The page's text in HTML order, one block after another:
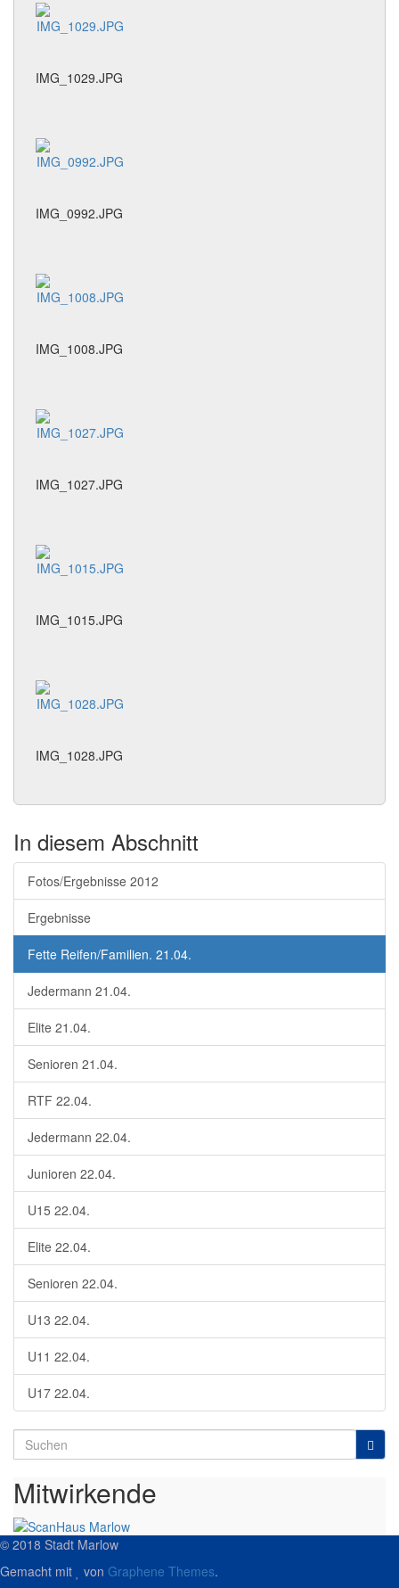
IMG_1029.JPG
IMG_0992.JPG
IMG_1008.JPG
IMG_1027.JPG
IMG_1015.JPG
IMG_1028.JPG
In diesem Abschnitt
Fotos/Ergebnisse 2012
Ergebnisse
Fette Reifen/Familien. 21.04.
Jedermann 21.04.
Elite 21.04.
Senioren 21.04.
RTF 22.04.
Jedermann 22.04.
Junioren 22.04.
U15 22.04.
Elite 22.04.
Senioren 22.04.
U13 22.04.
U11 22.04.
U17 22.04.
Search
for:
Mitwirkende
© 2018 Stadt Marlow
Gemacht mit
von Graphene Themes.